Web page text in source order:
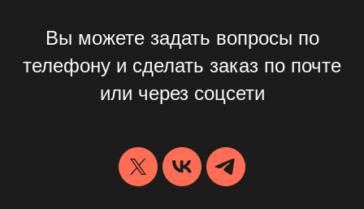
Вы можете задать вопросы по
телефону и сделать заказ по почте
или через соцсети